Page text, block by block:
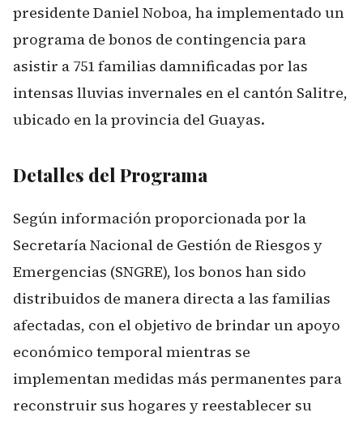
presidente Daniel Noboa, ha implementado un
programa de bonos de contingencia para
asistir a 751 familias damnificadas por las
intensas lluvias invernales en el cantón Salitre,
ubicado en la provincia del Guayas.
Detalles del Programa
Según información proporcionada por la
Secretaría Nacional de Gestión de Riesgos y
Emergencias (SNGRE), los bonos han sido
distribuidos de manera directa a las familias
afectadas, con el objetivo de brindar un apoyo
económico temporal mientras se
implementan medidas más permanentes para
reconstruir sus hogares y reestablecer su